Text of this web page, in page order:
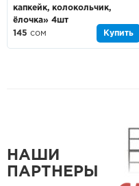
капкейк, колокольчик,
ёлочка» 4шт
145 сом Купить
НАШИ
ПАРТНЕРЫ